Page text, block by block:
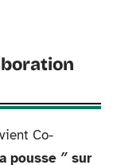
Co-
pousse ″ sur